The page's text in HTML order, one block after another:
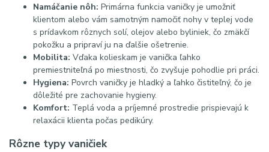
Namáčanie nôh: Primárna funkcia vaničky je umožniť
klientom alebo vám samotným namočiť nohy v teplej vode
s prídavkom rôznych solí, olejov alebo byliniek, čo zmäkčí
pokožku a pripraví ju na ďalšie ošetrenie.
Mobilita: Vďaka kolieskam je vanička ľahko
premiestniteľná po miestnosti, čo zvyšuje pohodlie pri práci.
Hygiena: Povrch vaničky je hladký a ľahko čistiteľný, čo je
dôležité pre zachovanie hygieny.
Komfort: Teplá voda a príjemné prostredie prispievajú k
relaxácii klienta počas pedikúry.
Rôzne typy vaničiek